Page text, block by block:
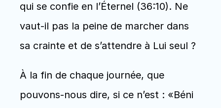
qui se confie en l’Éternel (36:10). Ne
vaut-il pas la peine de marcher dans
sa crainte et de s’attendre à Lui seul ?
À la fin de chaque journée, que
pouvons-nous dire, si ce n’est : «Béni